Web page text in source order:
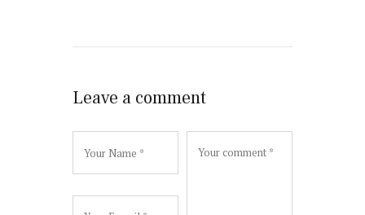
Leave a comment